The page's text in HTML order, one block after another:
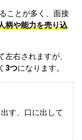
ことが多く、面接
柄や能力を売り込
右されますが、
3つになります。
す、口に出して